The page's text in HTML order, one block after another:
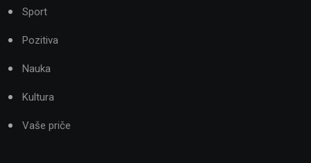
Sport
Pozitiva
Nauka
Kultura
Vaše priče